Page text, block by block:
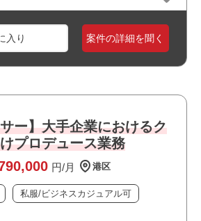
案件の詳細を聞く
ー】大手企業におけるク
プロデュース業務
円/月 港区
私服/ビジネスカジュアル可
経験
ント
良好です